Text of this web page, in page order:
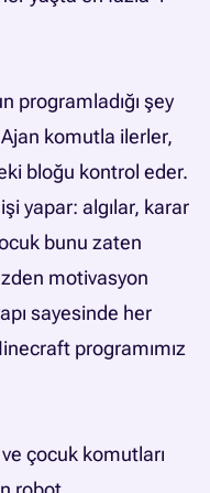
programladığı şey
Ajan komutla ilerler,
bloğu kontrol eder.
yapar: algılar, karar
bunu zaten
motivasyon
sayesinde her
programımız
çocuk komutları